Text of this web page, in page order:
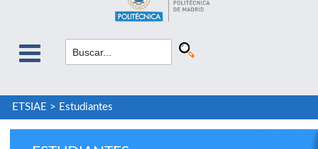
ETSIAE > Estudiantes